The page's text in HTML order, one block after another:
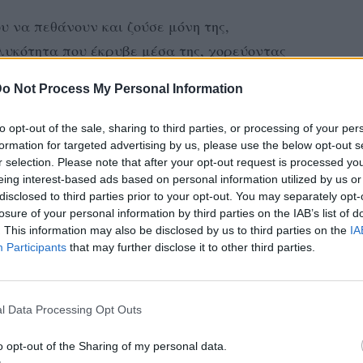
Not Process My Personal Information
opt-out of the sale, sharing to third parties, or processing of your
for targeted advertising by us, please use the below opt-out
selection. Please note that after your opt-out request is processed
interest-based ads based on personal information utilized by us
to third parties prior to your opt-out. You may separately
of your personal information by third parties on the IAB’s list of
This information may also be disclosed by us to third parties on the
Participants that may further disclose it to other third parties.
Data Processing Opt Outs
opt-out of the Sharing of my personal data.
να πεθάνουν και ζούσε μόνη της,
που έκρυβε μέσα της, χορεύοντας
που παρακολουθούσε η γάτα της.
και την κοινωνία, η ίδια στο ντοκιμαντέρ
ένα εκπληκτικό ψυχογράφημα από την
τη ζωή της και όσα ένιωθε, όσα
ενός άνδρα
να
- θα
μέχρι που